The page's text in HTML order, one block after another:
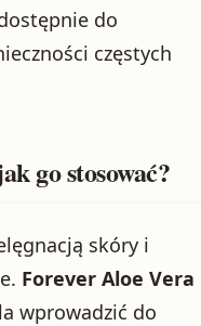
do
częstych
go stosować?
skóry i
Forever Aloe Vera
wprowadzić do